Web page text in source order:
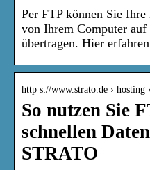
Per FTP können Sie
von Ihrem Computer
übertragen. Hier
http s://www.strato.de › hosting
So nutzen Sie
schnellen
STRATO